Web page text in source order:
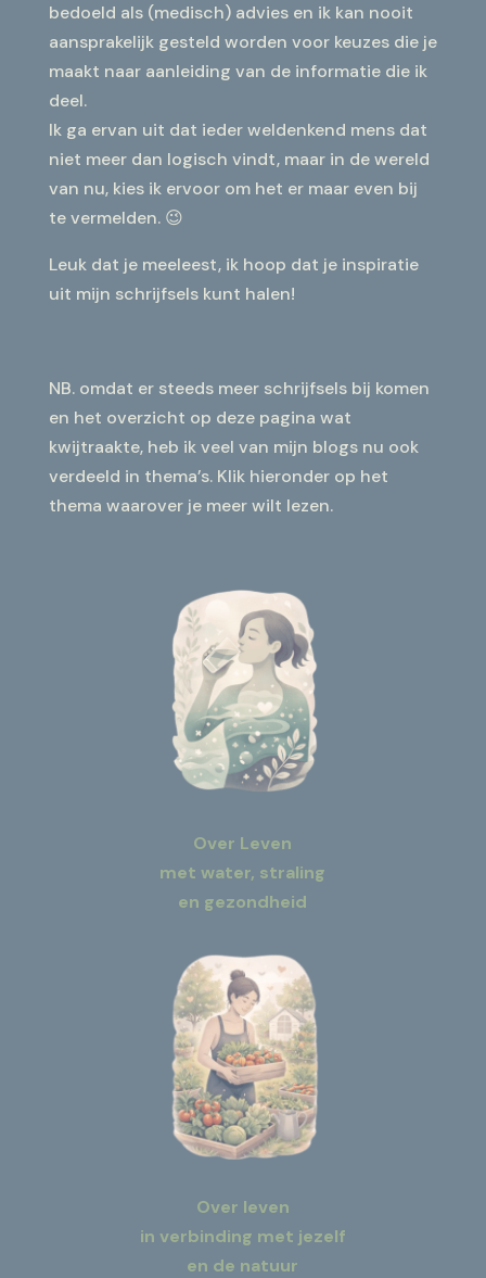
bedoeld als (medisch) advies en ik kan nooit
aansprakelijk gesteld worden voor keuzes die je
maakt naar aanleiding van de informatie die ik
deel.
Ik ga ervan uit dat ieder weldenkend mens dat
niet meer dan logisch vindt, maar in de wereld
van nu, kies ik ervoor om het er maar even bij
te vermelden. 😉
Leuk dat je meeleest, ik hoop dat je inspiratie
uit mijn schrijfsels kunt halen!
NB. omdat er steeds meer schrijfsels bij komen
en het overzicht op deze pagina wat
kwijtraakte, heb ik veel van mijn blogs nu ook
verdeeld in thema’s. Klik hieronder op het
thema waarover je meer wilt lezen.
Over Leven
met water, straling
en gezondheid
Over leven
in verbinding met jezelf
en de natuur